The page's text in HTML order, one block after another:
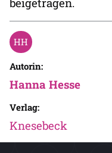
Autorin:
Hanna Hesse
Verlag:
Knesebeck